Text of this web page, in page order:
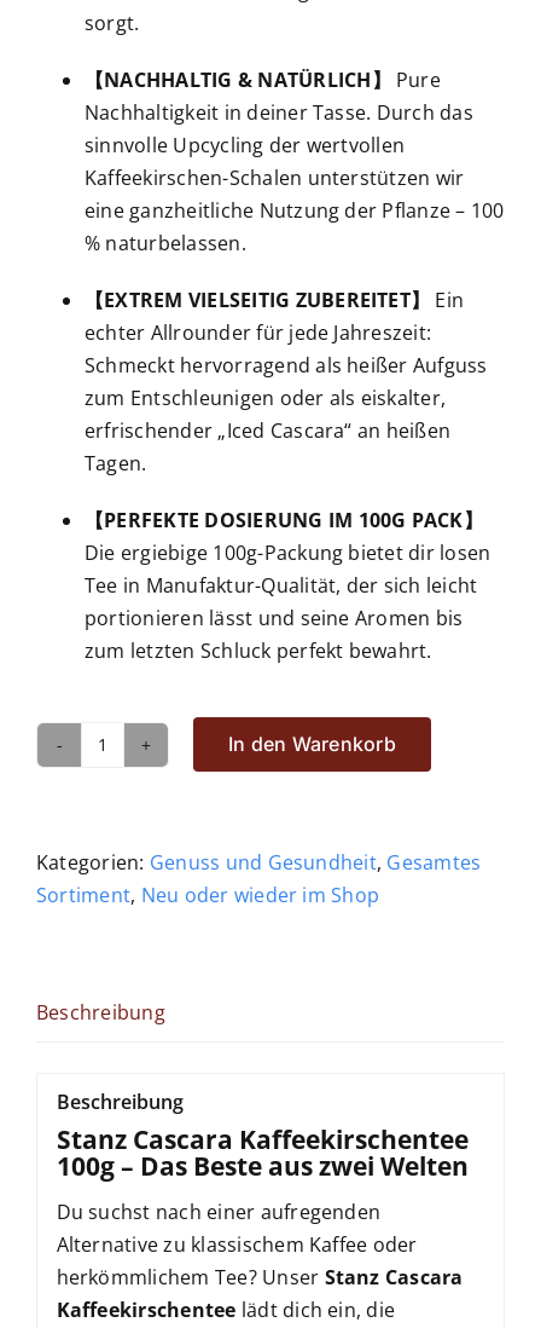
sorgt.
【NACHHALTIG & NATÜRLICH】
Pure
Nachhaltigkeit in deiner Tasse. Durch das
sinnvolle Upcycling der wertvollen
Kaffeekirschen-Schalen unterstützen wir
eine ganzheitliche Nutzung der Pflanze – 100
% naturbelassen.
【EXTREM VIELSEITIG ZUBEREITET】
Ein
echter Allrounder für jede Jahreszeit:
Schmeckt hervorragend als heißer Aufguss
zum Entschleunigen oder als eiskalter,
erfrischender „Iced Cascara“ an heißen
Tagen.
【PERFEKTE DOSIERUNG IM 100G PACK】
Die ergiebige 100g-Packung bietet dir losen
Tee in Manufaktur-Qualität, der sich leicht
portionieren lässt und seine Aromen bis
zum letzten Schluck perfekt bewahrt.
Stanz
100g
Menge
In den Warenkorb
Kategorien: Genuss und Gesundheit, Gesamtes
Sortiment, Neu oder wieder im Shop
Beschreibung
Beschreibung
Stanz Cascara Kaffeekirschentee
100g – Das Beste aus zwei Welten
Du suchst nach einer aufregenden
Alternative zu klassischem Kaffee oder
herkömmlichem Tee? Unser Stanz Cascara
Kaffeekirschentee lädt dich ein, die